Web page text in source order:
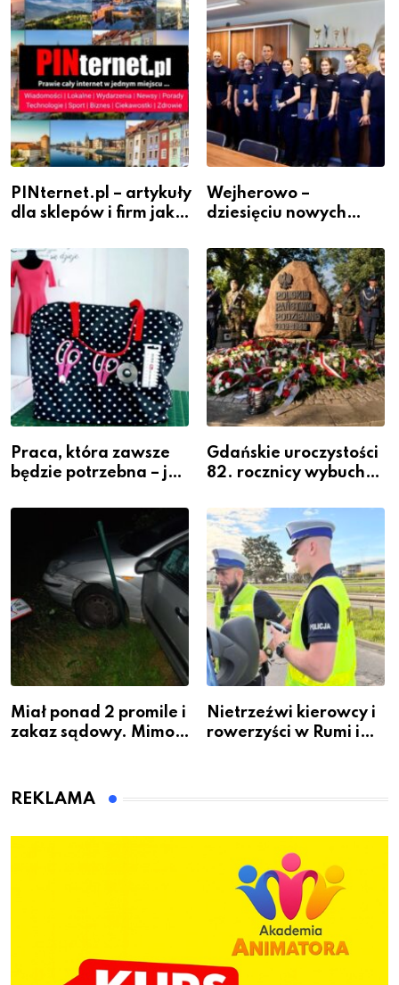
PINternet.pl – artykuły
dla sklepów i firm jako
widoczność
Wejherowo –
dziesięciu nowych
szeregach Komendy
Powiatowej
Praca, która zawsze
będzie potrzebna – jak
zawodem przyszłości i
gdzie się go nauczyć?
Gdańskie uroczystości
82. rocznicy wybuchu
Warszawskiego
Miał ponad 2 promile i
zakaz sądowy. Mimo
Bolszewie i uderzył w
Nietrzeźwi kierowcy i
rowerzyści w Rumi i
REKLAMA